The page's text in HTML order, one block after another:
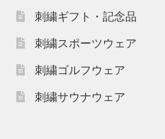
刺繍ギフト・記念品
刺繍スポーツウェア
刺繍ゴルフウェア
刺繍サウナウェア